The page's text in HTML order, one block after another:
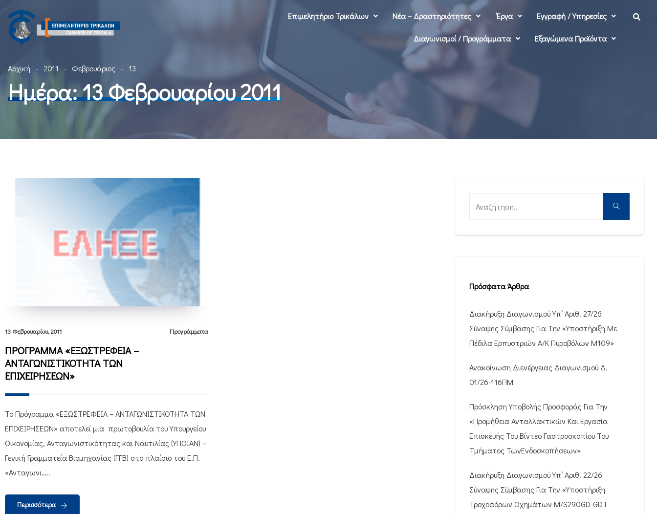
Επιμελητήριο Τρικάλων Νέα – Δραστηριότητες ‘Εργα Εγγραφή / Υπηρεσίες
Διαγωνισμοί / Προγράμματα Εξαγώμενα Προϊόντα
Αρχική 2011 Φεβρουάριος 13
Ημέρα:13 Φεβρουαρίου 2011
13 Φεβρουαρίου, 2011 Προγράμματα
ΠΡΟΓΡΑΜΜΑ «ΕΞΩΣΤΡΕΦΕΙΑ –
ΑΝΤΑΓΩΝΙΣΤΙΚΟΤΗΤΑ ΤΩΝ
ΕΠΙΧΕΙΡΗΣΕΩΝ»
Το Πρόγραμμα «ΕΞΩΣΤΡΕΦΕΙΑ – ΑΝΤΑΓΩΝΙΣΤΙΚΟΤΗΤΑ ΤΩΝ
ΕΠΙΧΕΙΡΗΣΕΩΝ» αποτελεί μια πρωτοβουλία του Υπουργείου
Οικονομίας, Ανταγωνιστικότητας και Ναυτιλίας (ΥΠΟΙΑΝ) –
Γενική Γραμματεία Βιομηχανίας (ΓΓΒ) στο πλαίσιο του Ε.Π.
«Ανταγωνι…..
Περισσότερα
Πρόσφατα Άρθρα
Διακήρυξη Διαγωνισμού Υπ’ Αριθ. 27/26
Σύναψης Σύμβασης Για Την «Υποστήριξη Με
Πέδιλα Ερπυστριών Α/Κ Πυροβόλων M109»
Ανακοίνωση Διενέργειας Διαγωνισμού Δ.
01/26-116ΠΜ
Πρόσκληση Υποβολής Προσφοράς Για Την
«Προμήθεια Ανταλλακτικών Και Εργασία
Επισκευής Του Βίντεο Γαστροσκοπίου Του
Τμήματος ΤωνΕνδοσκοπήσεων»
Διακήρυξη Διαγωνισμού Υπ’ Αριθ. 22/26
Σύναψης Σύμβασης Για Την «Υποστήριξη
Τροχοφόρων Οχημάτων M/S290GD-GDT